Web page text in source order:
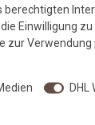
Dank eines
Einwilligung
zur
DHL